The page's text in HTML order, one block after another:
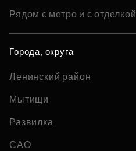
Рядом с метро и с отделкой
Города, округа
Ленинский район
Мытищи
Развилка
САО